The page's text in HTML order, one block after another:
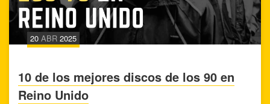
20 ABR 2025
10 de los mejores discos de los 90 en
Reino Unido